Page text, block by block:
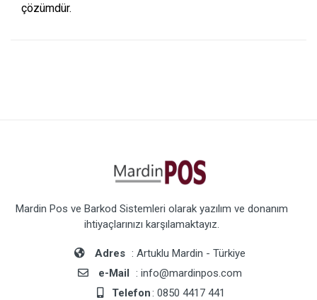
çözümdür.
Mardin Pos ve Barkod Sistemleri olarak yazılım ve donanım
ihtiyaçlarınızı karşılamaktayız.
Adres : Artuklu Mardin - Türkiye
e-Mail : info@mardinpos.com
Telefon: 0850 4417 441